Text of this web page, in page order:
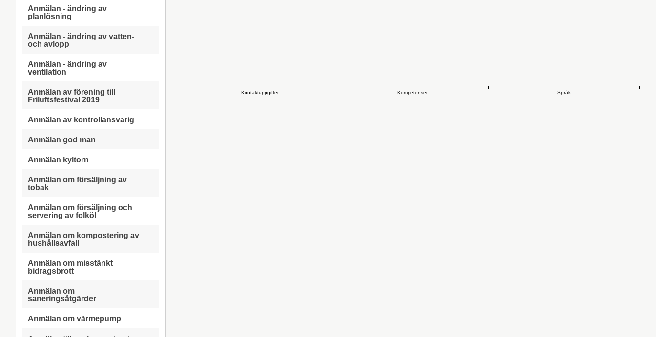
Anmälan - ändring av
planlösning
Anmälan - ändring av vatten-
och avlopp
Anmälan - ändring av
ventilation
Anmälan av förening till
Friluftsfestival 2019
Anmälan av kontrollansvarig
Anmälan god man
Anmälan kyltorn
Anmälan om försäljning av
tobak
Anmälan om försäljning och
servering av folköl
Anmälan om kompostering av
hushållsavfall
Anmälan om misstänkt
bidragsbrott
Anmälan om
saneringsåtgärder
Anmälan om värmepump
Kontaktuppgifter Kompetenser Språk